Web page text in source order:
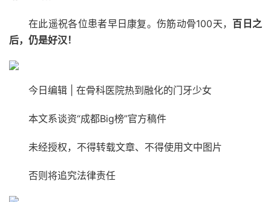
在此遥祝各位患者早日康复。伤筋动骨100天， 百日之
后，仍是好汉！
今日编辑 | 在骨科医院热到融化的门牙少女
本文系谈资“成都Big榜”官方稿件
未经授权，不得转载文章、不得使用文中图片
否则将追究法律责任